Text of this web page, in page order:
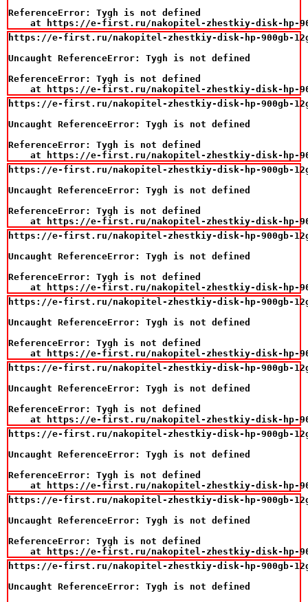
ReferenceError: Tygh is not defined
at https://e-first.ru/nakopitel-zhestkiy-disk-
https://e-first.ru/nakopitel-zhestkiy-disk-hp-900gb-
Uncaught ReferenceError: Tygh is not defined
ReferenceError: Tygh is not defined
at https://e-first.ru/nakopitel-zhestkiy-disk-
https://e-first.ru/nakopitel-zhestkiy-disk-hp-900gb-
Uncaught ReferenceError: Tygh is not defined
ReferenceError: Tygh is not defined
at https://e-first.ru/nakopitel-zhestkiy-disk-
https://e-first.ru/nakopitel-zhestkiy-disk-hp-900gb-
Uncaught ReferenceError: Tygh is not defined
ReferenceError: Tygh is not defined
at https://e-first.ru/nakopitel-zhestkiy-disk-
https://e-first.ru/nakopitel-zhestkiy-disk-hp-900gb-
Uncaught ReferenceError: Tygh is not defined
ReferenceError: Tygh is not defined
at https://e-first.ru/nakopitel-zhestkiy-disk-
https://e-first.ru/nakopitel-zhestkiy-disk-hp-900gb-
Uncaught ReferenceError: Tygh is not defined
ReferenceError: Tygh is not defined
at https://e-first.ru/nakopitel-zhestkiy-disk-
https://e-first.ru/nakopitel-zhestkiy-disk-hp-900gb-
Uncaught ReferenceError: Tygh is not defined
ReferenceError: Tygh is not defined
at https://e-first.ru/nakopitel-zhestkiy-disk-
https://e-first.ru/nakopitel-zhestkiy-disk-hp-900gb-
Uncaught ReferenceError: Tygh is not defined
ReferenceError: Tygh is not defined
at https://e-first.ru/nakopitel-zhestkiy-disk-
https://e-first.ru/nakopitel-zhestkiy-disk-hp-900gb-
Uncaught ReferenceError: Tygh is not defined
ReferenceError: Tygh is not defined
at https://e-first.ru/nakopitel-zhestkiy-disk-
https://e-first.ru/nakopitel-zhestkiy-disk-hp-900gb-
Uncaught ReferenceError: Tygh is not defined